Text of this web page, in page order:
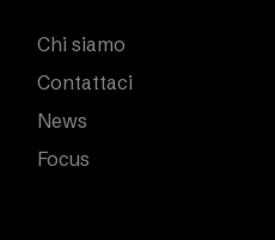
Chi siamo
Contattaci
News
Focus